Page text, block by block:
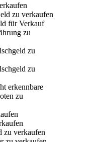
zu verkaufen
für Verkauf
zu
zu
zu
erkennbare
zu
zu verkaufen